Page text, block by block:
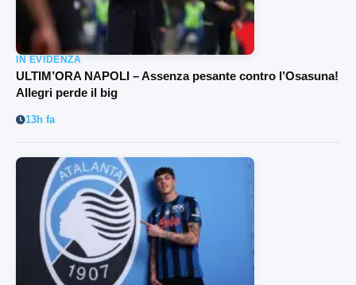
IN EVIDENZA
ULTIM’ORA NAPOLI – Assenza pesante contro l’Osasuna!
Allegri perde il big
13h fa